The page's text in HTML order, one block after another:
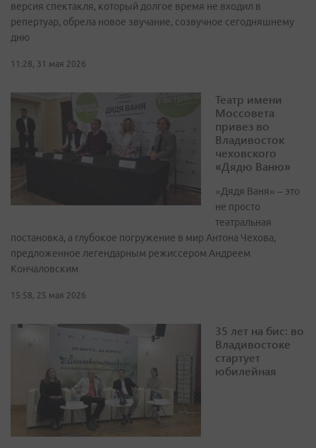
версия спектакля, который долгое время не входил в
репертуар, обрела новое звучание, созвучное сегодняшнему
дню
11:28, 31 мая 2026
Театр имени
Моссовета
привез во
Владивосток
чеховского
«Дядю Ваню»
«Дядя Ваня» – это
не просто
театральная
постановка, а глубокое погружение в мир Антона Чехова,
предложенное легендарным режиссером Андреем
Кончаловским
15:58, 25 мая 2026
35 лет на бис: во
Владивостоке
стартует
юбилейная